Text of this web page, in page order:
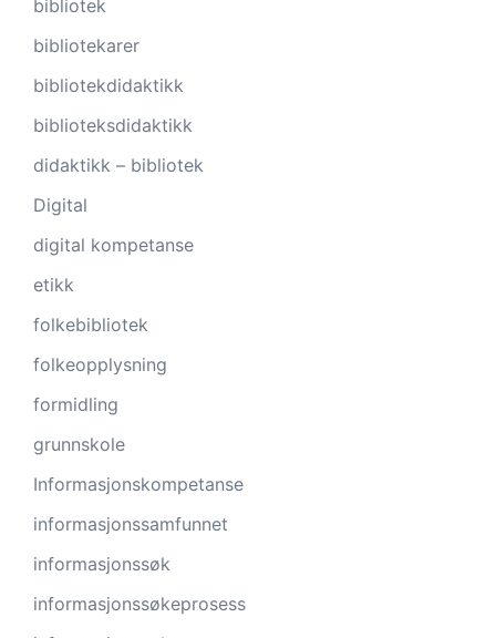
bibliotek
bibliotekarer
bibliotekdidaktikk
biblioteksdidaktikk
didaktikk – bibliotek
Digital
digital kompetanse
etikk
folkebibliotek
folkeopplysning
formidling
grunnskole
Informasjonskompetanse
informasjonssamfunnet
informasjonssøk
informasjonssøkeprosess